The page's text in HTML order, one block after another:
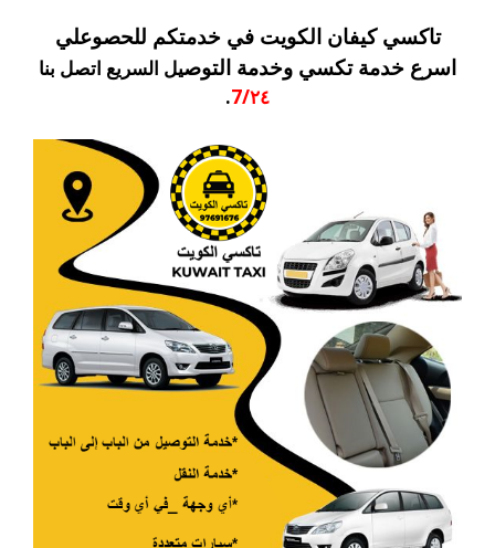
تاكسي كيفان الكويت في خدمتكم للحصوعلي
اسرع خدمة تكسي وخدمة التوصيل السريع اتصل بنا
7/٢٤.